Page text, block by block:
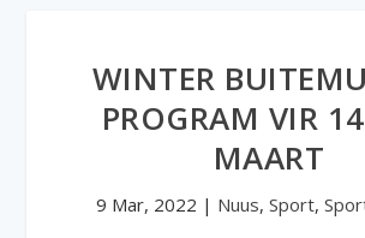
WINTER
PROGRAM VIR
MAART
9 Mar, 2022 | Nuus, Sport,